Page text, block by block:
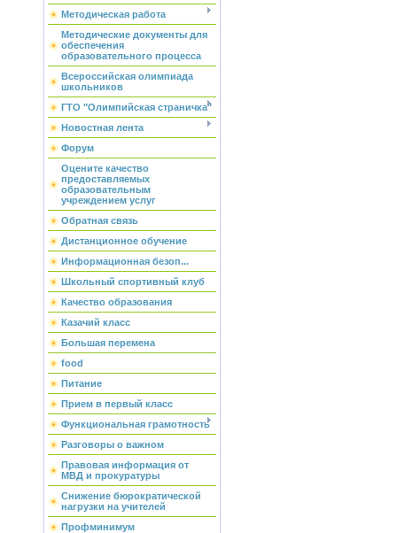
Методическая работа
Методические документы для
обеспечения
образовательного процесса
Всероссийская олимпиада
школьников
ГТО "Олимпийская страничка"
Новостная лента
Форум
Оцените качество
предоставляемых
образовательным
учреждением услуг
Обратная связь
Дистанционное обучение
Информационная безоп...
Школьный спортивный клуб
Качество образования
Казачий класс
Большая перемена
food
Питание
Прием в первый класс
Функциональная грамотность
Разговоры о важном
Правовая информация от
МВД и прокуратуры
Снижение бюрократической
нагрузки на учителей
Профминимум